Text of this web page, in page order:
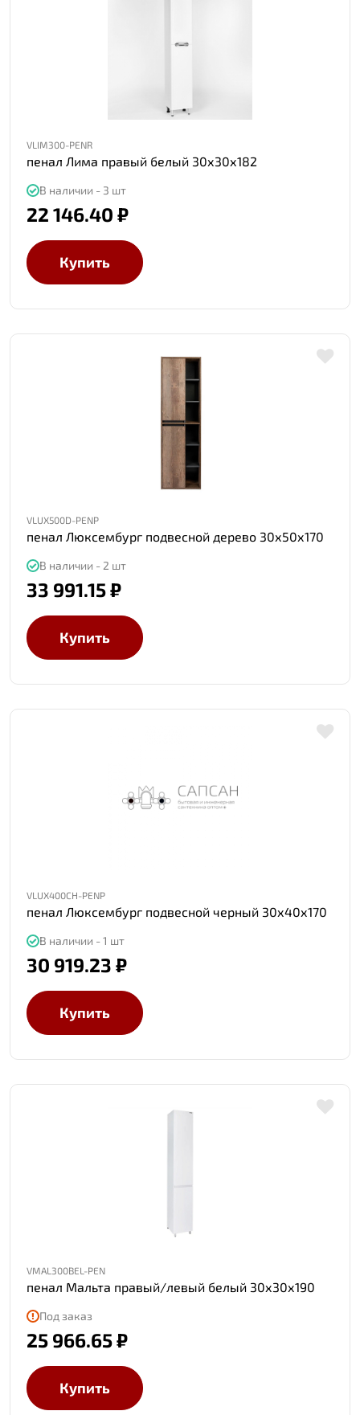
VLIM300-PENR
пенал Лима правый белый 30х30х182
В наличии - 3 шт
22 146.40 ₽
Купить
VLUX500D-PENP
пенал Люксембург подвесной дерево 30х50х170
В наличии - 2 шт
33 991.15 ₽
Купить
VLUX400CH-PENP
пенал Люксембург подвесной черный 30х40х170
В наличии - 1 шт
30 919.23 ₽
Купить
VMAL300BEL-PEN
пенал Мальта правый/левый белый 30х30х190
Под заказ
25 966.65 ₽
Купить